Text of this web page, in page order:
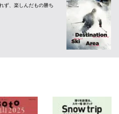
ず、楽しんだもの勝ち